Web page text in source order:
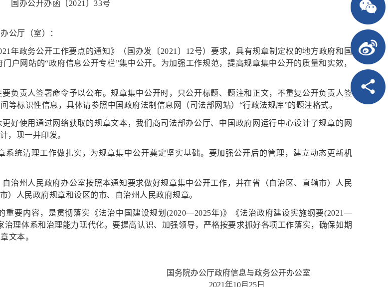
国办公开办函〔2021〕33号
公厅（室）：
年政务公开工作要点的通知》（国办发〔2021〕12号）要求，具有规章制定权的地方政府和国
户网站的“政府信息公开专栏”集中公开。为加强工作规范，提高规章集中公开的质量和实效，
负责人签署命令予以公布。规章集中公开时，只公开标题、题注和正文，不重复公开负责人签
标识性信息，具体请参照中国政府法制信息网（司法部网站）“行政法规库”的题注格式。
好使用通过网络获取的规章文本，我们商司法部办公厅、中国政府网运行中心设计了规章的网
，现一并印发。
统清理工作做扎实，为规章集中公开奠定坚实基础。要加强公开后的管理，建立动态更新机
治州人民政府办公室按照本通知要求做好规章集中公开工作，并在省（自治区、直辖市）人民
）人民政府规章和设区的市、自治州人民政府规章。
重要内容，是贯彻落实《法治中国建设规划(2020—2025年)》《法治政府建设实施纲要(2021—
理体系和治理能力现代化。要提高认识、加强领导，严格按要求抓好各项工作落实，确保如期
文本。
国务院办公厅政府信息与政务公开办公室
2021年10月25日